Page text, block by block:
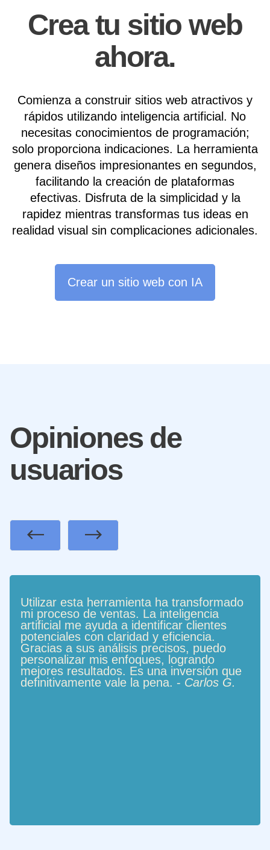
Crea tu sitio web
ahora.
Comienza a construir sitios web atractivos y
rápidos utilizando inteligencia artificial. No
necesitas conocimientos de programación;
solo proporciona indicaciones. La herramienta
genera diseños impresionantes en segundos,
facilitando la creación de plataformas
efectivas. Disfruta de la simplicidad y la
rapidez mientras transformas tus ideas en
realidad visual sin complicaciones adicionales.
Crear un sitio web con IA
Opiniones de
usuarios
Utilizar esta herramienta ha transformado
mi proceso de ventas. La inteligencia
artificial me ayuda a identificar clientes
potenciales con claridad y eficiencia.
Gracias a sus análisis precisos, puedo
personalizar mis enfoques, logrando
mejores resultados. Es una inversión que
definitivamente vale la pena. - Carlos G.
PreviousNext